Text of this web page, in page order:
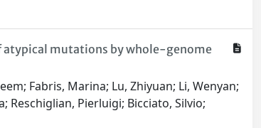
atypical mutations by whole-genome
Fabris, Marina; Lu, Zhiyuan; Li, Wenyan;
Reschiglian, Pierluigi; Bicciato, Silvio;